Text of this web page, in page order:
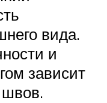
вида.
и
зависит
швов.